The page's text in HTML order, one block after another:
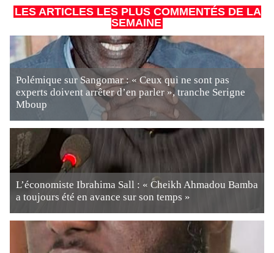
LES ARTICLES LES PLUS COMMENTÉS DE LA
SEMAINE
Polémique sur Sangomar : « Ceux qui ne sont pas
experts doivent arrêter d’en parler », tranche Serigne
Mboup
L’économiste Ibrahima Sall : « Cheikh Ahmadou Bamba
a toujours été en avance sur son temps »